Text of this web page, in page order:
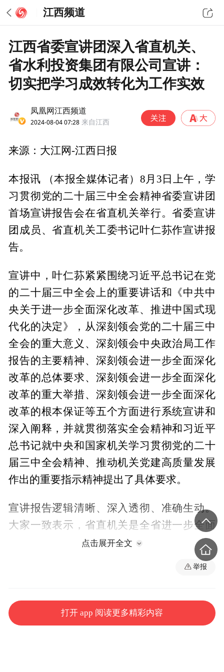
江西频道
江西省委宣讲团深入省直机关、
省水利投资集团有限公司宣讲：
切实把学习成效转化为工作实效
凤凰网江西频道
2024-08-04 07:28 来自江西
来源：大江网-江西日报
本报讯 （本报全媒体记者）8月3日上午，学
习贯彻党的二十届三中全会精神省委宣讲团
首场宣讲报告会在省直机关举行。省委宣讲
团成员、省直机关工委书记叶仁荪作宣讲报
告。
宣讲中，叶仁荪紧紧围绕习近平总书记在党
的二十届三中全会上的重要讲话和《中共中
央关于进一步全面深化改革、推进中国式现
代化的决定》，从深刻领会党的二十届三中
全会的重大意义、深刻领会中央政治局工作
报告的主要精神、深刻领会进一步全面深化
改革的总体要求、深刻领会进一步全面深化
改革的重大举措、深刻领会进一步全面深化
改革的根本保证等五个方面进行系统宣讲和
深入阐释，并就贯彻落实全会精神和习近平
总书记就中央和国家机关学习贯彻党的二十
届三中全会精神、推动机关党建高质量发展
作出的重要指示精神提出了具体要求。
宣讲报告逻辑清晰、深入透彻、准确生动。
大家一致表示，省直机关是全省进一步全面
深化改革的指挥部、参谋部，将深入学习贯
彻全会精神，高举改革开放旗帜，用好关键
篇章贡献机关力量。
点击展开全文
举报
打开 app 阅读更多精彩内容